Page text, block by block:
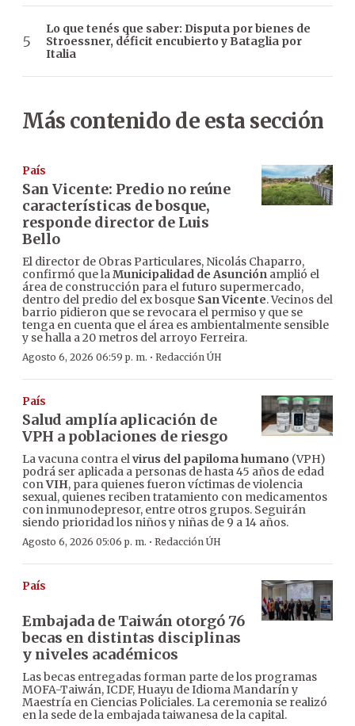
Lo que tenés que saber: Disputa por bienes de
Stroessner, déficit encubierto y Bataglia por
Italia
Más contenido de esta sección
País
San Vicente: Predio no reúne
características de bosque,
responde director de Luis
Bello
El director de Obras Particulares, Nicolás Chaparro,
confirmó que laMunicipalidad de Asunción amplió el
área de construcción para el futuro supermercado,
dentro del predio del ex bosque San Vicente. Vecinos del
barrio pidieron que se revocara el permiso y que se
tenga en cuenta que el área es ambientalmente sensible
y se halla a 20 metros del arroyo Ferreira.
Agosto 6, 2026 06:59 p. m. · Redacción ÚH
País
Salud amplía aplicación de
VPH a poblaciones de riesgo
La vacuna contra elvirus del papiloma humano (VPH)
podrá ser aplicada a personas de hasta 45 años de edad
conVIH, para quienes fueron víctimas de violencia
sexual, quienes reciben tratamiento con medicamentos
con inmunodepresor, entre otros grupos. Seguirán
siendo prioridad los niños y niñas de 9 a 14 años.
Agosto 6, 2026 05:06 p. m. · Redacción ÚH
País
Embajada de Taiwán otorgó 76
becas en distintas disciplinas
y niveles académicos
Las becas entregadas forman parte de los programas
MOFA-Taiwán, ICDF, Huayu de Idioma Mandarín y
Maestría en Ciencias Policiales. La ceremonia se realizó
en la sede de la embajada taiwanesa de la capital.